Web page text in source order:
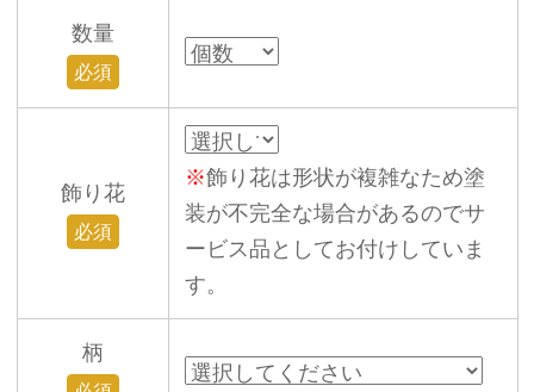
数量
必須
飾り花
必須
※飾り花は形状が複雑なため塗
装が不完全な場合があるのでサ
ービス品としてお付けしていま
す。
柄